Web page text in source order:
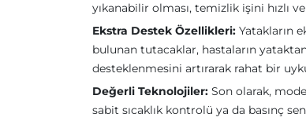
yıkanabilir olması, temizlik işini hızlı
Ekstra Destek Özellikleri: Yatakların
bulunan tutacaklar, hastaların
desteklenmesini artırarak rahat bir
Değerli Teknolojiler: Son olarak,
sabit sıcaklık kontrolü ya da basınç